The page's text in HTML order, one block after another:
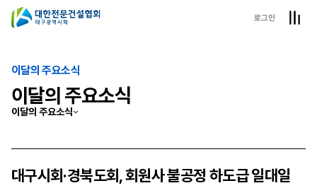
로그인
이달의 주요소식
이달의 주요소식
이달의 주요소식
대구시회·경북도회, 회원사 불공정 하도급 일대일